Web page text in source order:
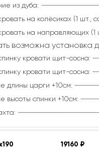
из дуба:
на колёсиках (1 шт.,
на направляющих (1
возможна установка
кровати щит-сосна:
кровати щит-сосна:
длины царги +10см:
высоты спинки +10см:
19160 ₽